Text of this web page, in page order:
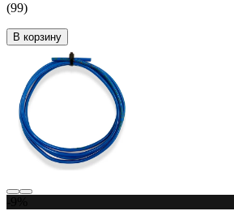
(99)
В корзину